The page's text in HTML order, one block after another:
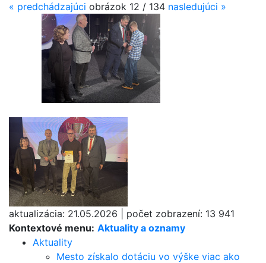
Kontextové menu: Aktuality a oznamy
Aktuality
Mesto získalo dotáciu vo výške viac ako
« predchádzajúci obrázok 12 / 134 nasledujúci »
aktualizácia: 21.05.2026 počet zobrazení: 13 941